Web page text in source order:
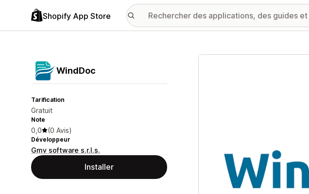
Shopify App Store
WindDoc
Tarification
Gratuit
Note
0,0 (0 Avis)
Développeur
Gmv software s.r.l.s.
Installer
Galerie d’images vedette